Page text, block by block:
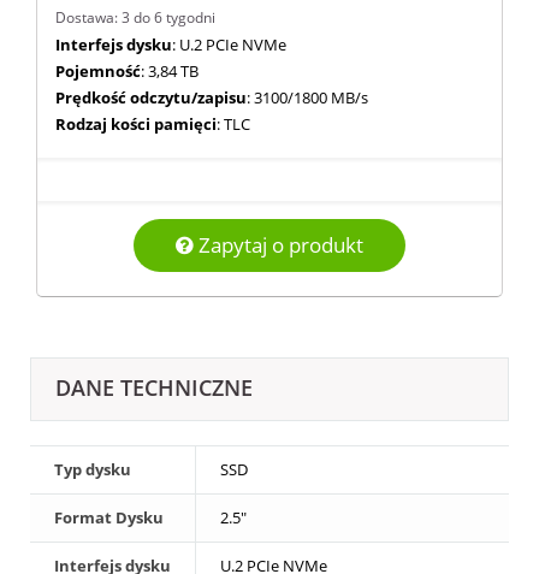
Dostawa: 3 do 6 tygodni
Interfejs dysku: U.2 PCIe NVMe
Pojemność: 3,84 TB
Prędkość odczytu/zapisu: 3100/1800 MB/s
Rodzaj kości pamięci: TLC
Zapytaj o produkt
DANE TECHNICZNE
Typ dysku SSD
Format Dysku 2.5"
Interfejs dysku U.2 PCIe NVMe